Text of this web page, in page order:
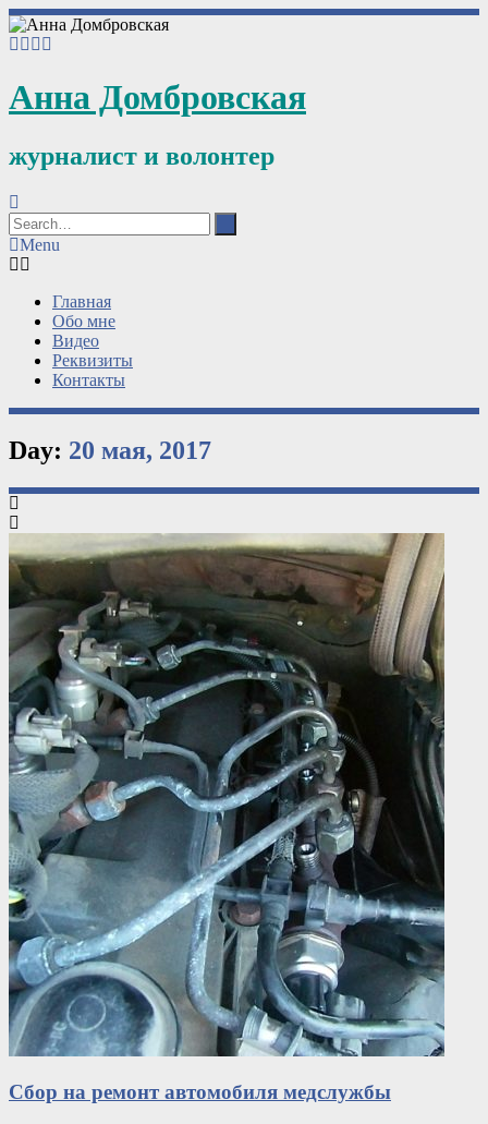
Анна Домбровская
журналист и волонтер
Menu
Главная
Обо мне
Видео
Реквизиты
Контакты
Day: 20 мая, 2017
Сбор на ремонт автомобиля медслужбы